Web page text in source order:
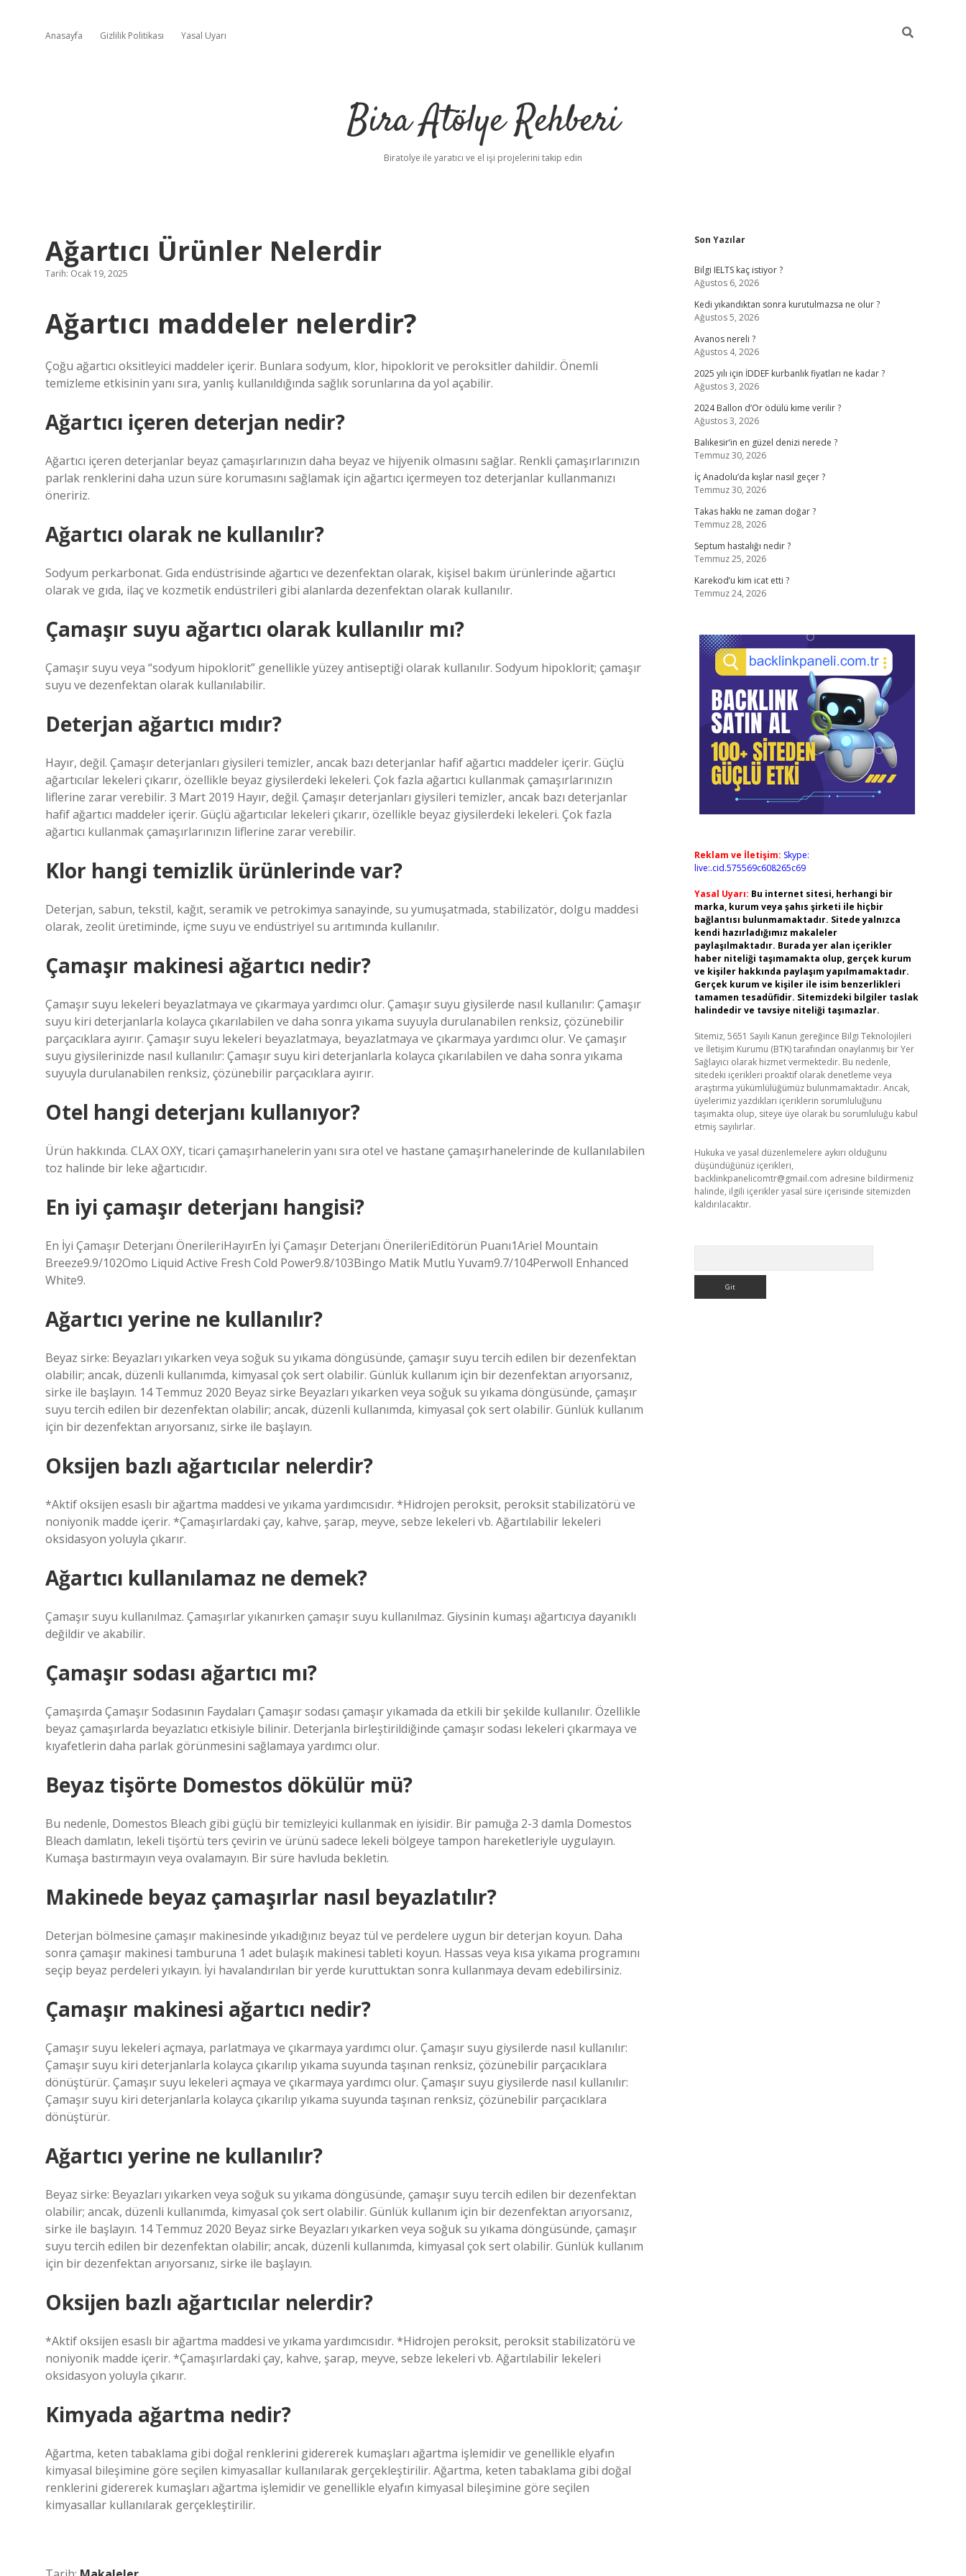
Anasayfa Gizlilik Politikası Yasal Uyarı
Bira Atölye Rehberi
Biratolye ile yaratıcı ve el işi projelerini takip edin
Ağartıcı Ürünler Nelerdir
Tarih: Ocak 19, 2025
Ağartıcı maddeler nelerdir?
Çoğu ağartıcı oksitleyici maddeler içerir. Bunlara sodyum, klor, hipoklorit ve peroksitler dahildir. Önemli
temizleme etkisinin yanı sıra, yanlış kullanıldığında sağlık sorunlarına da yol açabilir.
Ağartıcı içeren deterjan nedir?
Ağartıcı içeren deterjanlar beyaz çamaşırlarınızın daha beyaz ve hijyenik olmasını sağlar. Renkli çamaşırlarınızın
parlak renklerini daha uzun süre korumasını sağlamak için ağartıcı içermeyen toz deterjanlar kullanmanızı
öneririz.
Ağartıcı olarak ne kullanılır?
Sodyum perkarbonat. Gıda endüstrisinde ağartıcı ve dezenfektan olarak, kişisel bakım ürünlerinde ağartıcı
olarak ve gıda, ilaç ve kozmetik endüstrileri gibi alanlarda dezenfektan olarak kullanılır.
Çamaşır suyu ağartıcı olarak kullanılır mı?
Çamaşır suyu veya “sodyum hipoklorit” genellikle yüzey antiseptiği olarak kullanılır. Sodyum hipoklorit; çamaşır
suyu ve dezenfektan olarak kullanılabilir.
Deterjan ağartıcı mıdır?
Hayır, değil. Çamaşır deterjanları giysileri temizler, ancak bazı deterjanlar hafif ağartıcı maddeler içerir. Güçlü
ağartıcılar lekeleri çıkarır, özellikle beyaz giysilerdeki lekeleri. Çok fazla ağartıcı kullanmak çamaşırlarınızın
liflerine zarar verebilir. 3 Mart 2019 Hayır, değil. Çamaşır deterjanları giysileri temizler, ancak bazı deterjanlar
hafif ağartıcı maddeler içerir. Güçlü ağartıcılar lekeleri çıkarır, özellikle beyaz giysilerdeki lekeleri. Çok fazla
ağartıcı kullanmak çamaşırlarınızın liflerine zarar verebilir.
Klor hangi temizlik ürünlerinde var?
Deterjan, sabun, tekstil, kağıt, seramik ve petrokimya sanayinde, su yumuşatmada, stabilizatör, dolgu maddesi
olarak, zeolit ​​üretiminde, içme suyu ve endüstriyel su arıtımında kullanılır.
Çamaşır makinesi ağartıcı nedir?
Çamaşır suyu lekeleri beyazlatmaya ve çıkarmaya yardımcı olur. Çamaşır suyu giysilerde nasıl kullanılır: Çamaşır
suyu kiri deterjanlarla kolayca çıkarılabilen ve daha sonra yıkama suyuyla durulanabilen renksiz, çözünebilir
parçacıklara ayırır. Çamaşır suyu lekeleri beyazlatmaya, beyazlatmaya ve çıkarmaya yardımcı olur. Ve çamaşır
suyu giysilerinizde nasıl kullanılır: Çamaşır suyu kiri deterjanlarla kolayca çıkarılabilen ve daha sonra yıkama
suyuyla durulanabilen renksiz, çözünebilir parçacıklara ayırır.
Otel hangi deterjanı kullanıyor?
Ürün hakkında. CLAX OXY, ticari çamaşırhanelerin yanı sıra otel ve hastane çamaşırhanelerinde de kullanılabilen
toz halinde bir leke ağartıcıdır.
En iyi çamaşır deterjanı hangisi?
En İyi Çamaşır Deterjanı ÖnerileriHayırEn İyi Çamaşır Deterjanı ÖnerileriEditörün Puanı1Ariel Mountain
Breeze9.9/102Omo Liquid Active Fresh Cold Power9.8/103Bingo Matik Mutlu Yuvam9.7/104Perwoll Enhanced
White9.
Ağartıcı yerine ne kullanılır?
Beyaz sirke: Beyazları yıkarken veya soğuk su yıkama döngüsünde, çamaşır suyu tercih edilen bir dezenfektan
olabilir; ancak, düzenli kullanımda, kimyasal çok sert olabilir. Günlük kullanım için bir dezenfektan arıyorsanız,
sirke ile başlayın. 14 Temmuz 2020 Beyaz sirke Beyazları yıkarken veya soğuk su yıkama döngüsünde, çamaşır
suyu tercih edilen bir dezenfektan olabilir; ancak, düzenli kullanımda, kimyasal çok sert olabilir. Günlük kullanım
için bir dezenfektan arıyorsanız, sirke ile başlayın.
Oksijen bazlı ağartıcılar nelerdir?
*Aktif oksijen esaslı bir ağartma maddesi ve yıkama yardımcısıdır. *Hidrojen peroksit, peroksit stabilizatörü ve
noniyonik madde içerir. *Çamaşırlardaki çay, kahve, şarap, meyve, sebze lekeleri vb. Ağartılabilir lekeleri
oksidasyon yoluyla çıkarır.
Ağartıcı kullanılamaz ne demek?
Çamaşır suyu kullanılmaz. Çamaşırlar yıkanırken çamaşır suyu kullanılmaz. Giysinin kumaşı ağartıcıya dayanıklı
değildir ve akabilir.
Çamaşır sodası ağartıcı mı?
Çamaşırda Çamaşır Sodasının Faydaları Çamaşır sodası çamaşır yıkamada da etkili bir şekilde kullanılır. Özellikle
beyaz çamaşırlarda beyazlatıcı etkisiyle bilinir. Deterjanla birleştirildiğinde çamaşır sodası lekeleri çıkarmaya ve
kıyafetlerin daha parlak görünmesini sağlamaya yardımcı olur.
Beyaz tişörte Domestos dökülür mü?
Bu nedenle, Domestos Bleach gibi güçlü bir temizleyici kullanmak en iyisidir. Bir pamuğa 2-3 damla Domestos
Bleach damlatın, lekeli tişörtü ters çevirin ve ürünü sadece lekeli bölgeye tampon hareketleriyle uygulayın.
Kumaşa bastırmayın veya ovalamayın. Bir süre havluda bekletin.
Makinede beyaz çamaşırlar nasıl beyazlatılır?
Deterjan bölmesine çamaşır makinesinde yıkadığınız beyaz tül ve perdelere uygun bir deterjan koyun. Daha
sonra çamaşır makinesi tamburuna 1 adet bulaşık makinesi tableti koyun. Hassas veya kısa yıkama programını
seçip beyaz perdeleri yıkayın. İyi havalandırılan bir yerde kuruttuktan sonra kullanmaya devam edebilirsiniz.
Çamaşır makinesi ağartıcı nedir?
Çamaşır suyu lekeleri açmaya, parlatmaya ve çıkarmaya yardımcı olur. Çamaşır suyu giysilerde nasıl kullanılır:
Çamaşır suyu kiri deterjanlarla kolayca çıkarılıp yıkama suyunda taşınan renksiz, çözünebilir parçacıklara
dönüştürür. Çamaşır suyu lekeleri açmaya ve çıkarmaya yardımcı olur. Çamaşır suyu giysilerde nasıl kullanılır:
Çamaşır suyu kiri deterjanlarla kolayca çıkarılıp yıkama suyunda taşınan renksiz, çözünebilir parçacıklara
dönüştürür.
Ağartıcı yerine ne kullanılır?
Beyaz sirke: Beyazları yıkarken veya soğuk su yıkama döngüsünde, çamaşır suyu tercih edilen bir dezenfektan
olabilir; ancak, düzenli kullanımda, kimyasal çok sert olabilir. Günlük kullanım için bir dezenfektan arıyorsanız,
sirke ile başlayın. 14 Temmuz 2020 Beyaz sirke Beyazları yıkarken veya soğuk su yıkama döngüsünde, çamaşır
suyu tercih edilen bir dezenfektan olabilir; ancak, düzenli kullanımda, kimyasal çok sert olabilir. Günlük kullanım
için bir dezenfektan arıyorsanız, sirke ile başlayın.
Oksijen bazlı ağartıcılar nelerdir?
*Aktif oksijen esaslı bir ağartma maddesi ve yıkama yardımcısıdır. *Hidrojen peroksit, peroksit stabilizatörü ve
noniyonik madde içerir. *Çamaşırlardaki çay, kahve, şarap, meyve, sebze lekeleri vb. Ağartılabilir lekeleri
oksidasyon yoluyla çıkarır.
Kimyada ağartma nedir?
Ağartma, keten tabaklama gibi doğal renklerini gidererek kumaşları ağartma işlemidir ve genellikle elyafın
kimyasal bileşimine göre seçilen kimyasallar kullanılarak gerçekleştirilir. Ağartma, keten tabaklama gibi doğal
renklerini gidererek kumaşları ağartma işlemidir ve genellikle elyafın kimyasal bileşimine göre seçilen
kimyasallar kullanılarak gerçekleştirilir.
Sidebar
Son Yazılar
Bilgi IELTS kaç istiyor ?
Ağustos 6, 2026
Kedi yıkandıktan sonra kurutulmazsa ne olur ?
Ağustos 5, 2026
Avanos nereli ?
Ağustos 4, 2026
2025 yılı için İDDEF kurbanlık fiyatları ne kadar ?
Ağustos 3, 2026
2024 Ballon d’Or ödülü kime verilir ?
Ağustos 3, 2026
Balıkesir’in en güzel denizi nerede ?
Temmuz 30, 2026
İç Anadolu’da kışlar nasıl geçer ?
Temmuz 30, 2026
Takas hakkı ne zaman doğar ?
Temmuz 28, 2026
Septum hastalığı nedir ?
Temmuz 25, 2026
Karekod’u kim icat etti ?
Temmuz 24, 2026
Reklam ve İletişim: Skype:
live:.cid.575569c608265c69
Yasal Uyarı: Bu internet sitesi, herhangi bir
marka, kurum veya şahıs şirketi ile hiçbir
bağlantısı bulunmamaktadır. Sitede yalnızca
kendi hazırladığımız makaleler
paylaşılmaktadır. Burada yer alan içerikler
haber niteliği taşımamakta olup, gerçek kurum
ve kişiler hakkında paylaşım yapılmamaktadır.
Gerçek kurum ve kişiler ile isim benzerlikleri
tamamen tesadüfidir. Sitemizdeki bilgiler taslak
halindedir ve tavsiye niteliği taşımazlar.
Sitemiz, 5651 Sayılı Kanun gereğince Bilgi Teknolojileri
ve İletişim Kurumu (BTK) tarafından onaylanmış bir Yer
Sağlayıcı olarak hizmet vermektedir. Bu nedenle,
sitedeki içerikleri proaktif olarak denetleme veya
araştırma yükümlülüğümüz bulunmamaktadır. Ancak,
üyelerimiz yazdıkları içeriklerin sorumluluğunu
taşımakta olup, siteye üye olarak bu sorumluluğu kabul
etmiş sayılırlar.
Hukuka ve yasal düzenlemelere aykırı olduğunu
düşündüğünüz içerikleri,
backlinkpanelicomtr@gmail.com adresine bildirmeniz
halinde, ilgili içerikler yasal süre içerisinde sitemizden
kaldırılacaktır.